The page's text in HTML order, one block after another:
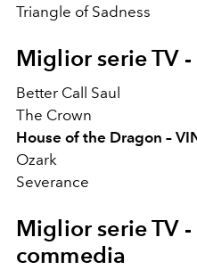
Triangle of Sadness
Miglior serie TV
Better Call Saul
The Crown
House of the Dragon –
Ozark
Severance
Miglior serie TV -
commedia